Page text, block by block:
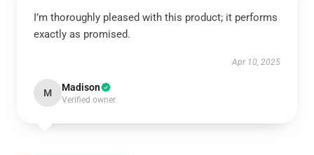
I’m thoroughly pleased with this product; it performs
exactly as promised.
Apr 10, 2025
M Madison
Verified owner